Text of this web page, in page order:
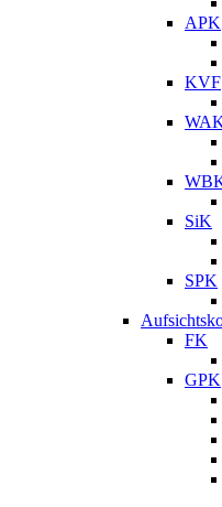
APK
KVF
SiK
SPK
FK
GPK